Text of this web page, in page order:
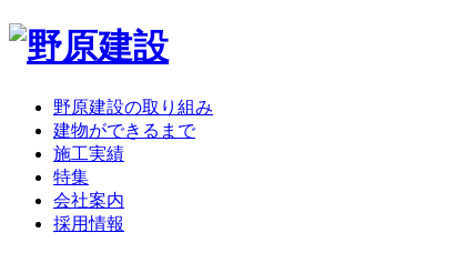
野原建設の取り組み
建物ができるまで
施工実績
特集
会社案内
採用情報